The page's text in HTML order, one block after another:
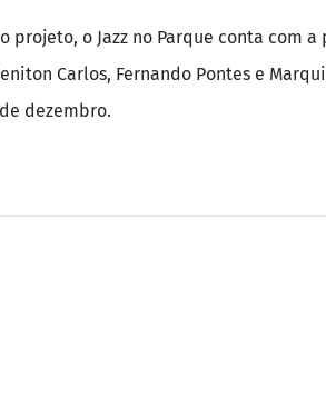
projeto, o Jazz no Parque conta com
Carlos, Fernando Pontes e
dezembro.